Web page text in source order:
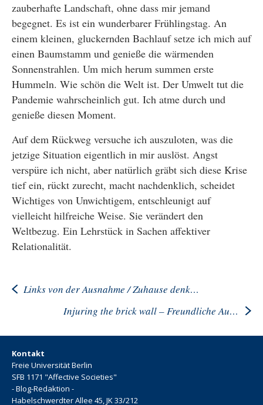
zauberhafte Landschaft, ohne dass mir jemand
begegnet. Es ist ein wunderbarer Frühlingstag. An
einem kleinen, gluckernden Bachlauf setze ich mich auf
einen Baumstamm und genieße die wärmenden
Sonnenstrahlen. Um mich herum summen erste
Hummeln. Wie schön die Welt ist. Der Umwelt tut die
Pandemie wahrscheinlich gut. Ich atme durch und
genieße diesen Moment.
Auf dem Rückweg versuche ich auszuloten, was die
jetzige Situation eigentlich in mir auslöst. Angst
verspüre ich nicht, aber natürlich gräbt sich diese Krise
tief ein, rückt zurecht, macht nachdenklich, scheidet
Wichtiges von Unwichtigem, entschleunigt auf
vielleicht hilfreiche Weise. Sie verändert den
Weltbezug. Ein Lehrstück in Sachen affektiver
Relationalität.
Links von der Ausnahme / Zuhause denken
Injuring the brick wall – Freundliche Auseinandersetzungen an den Münchner Kammerspielen
Kontakt
Freie Universität Berlin
SFB 1171 "Affective Societies"
- Blog-Redaktion -
Habelschwerdter Allee 45, JK 33/212